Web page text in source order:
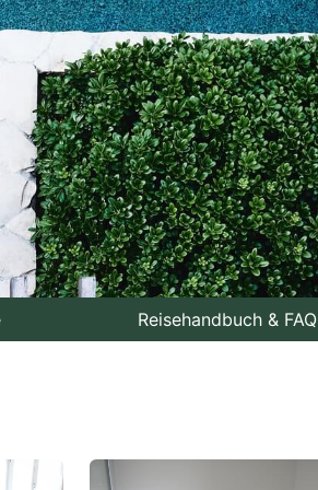
Reisehandbuch & FAQ